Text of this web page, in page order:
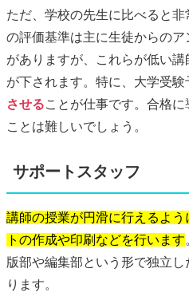
ただ、学校の先生に比べると非
の評価基準は主に生徒からの
がありますが、これらが低い
が下されます。特に、大学受験
させることが仕事です。合格
ことは難しいでしょう。
サポートスタッフ
講師の授業が円滑に行えるよ
トの作成や印刷などを行います
版部や編集部という形で独立
ります。